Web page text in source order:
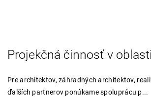
Projekčná činnosť v
Pre architektov, záhradných architektov,
ďalších partnerov ponúkame spoluprácu p...